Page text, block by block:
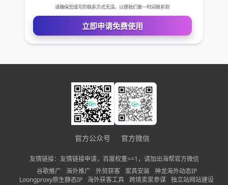
需求描述
立即申请免费使用
官方公众号 官方微信
友情链接：友情链接申请，百度权重>=1，请加出海帮官方微信
谷歌推广
海外推广 外贸获客 家具安装
神龙海外动态IP
Loongproxy原生静态IP 海外获客工具 跨境卖家参谋 独立站网站建设